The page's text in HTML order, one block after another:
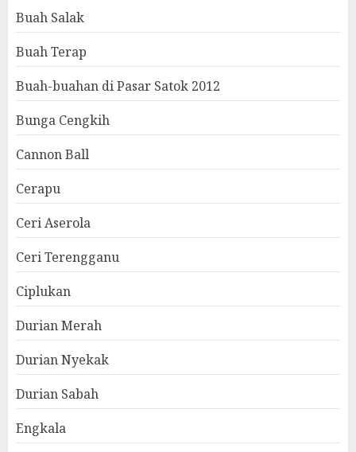
Buah Salak
Buah Terap
Buah-buahan di Pasar Satok 2012
Bunga Cengkih
Cannon Ball
Cerapu
Ceri Aserola
Ceri Terengganu
Ciplukan
Durian Merah
Durian Nyekak
Durian Sabah
Engkala